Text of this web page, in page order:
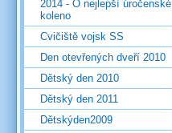
2014 - O nejlepší úročenské
koleno
Cvičiště vojsk SS
Den otevřených dveří 2010
Dětský den 2010
Dětský den 2011
Dětskýden2009